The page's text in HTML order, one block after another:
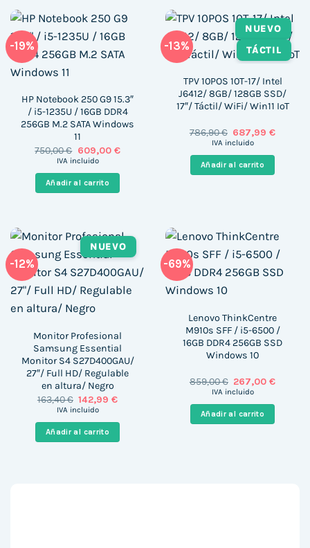
-19%
HP Notebook 250 G9 15.3″
/ i5-1235U / 16GB DDR4
256GB M.2 SATA Windows
11
750,00€ El
precio
era:
750,00 €.
609,00 €El
es:
609,00 €.
IVA incluido
Añadir al carrito
-13%
NUEVO
TÁCTIL
TPV 10POS 10T-17/ Intel
J6412/ 8GB/ 128GB SSD/
17″/ Táctil/ WiFi/ Win11 IoT
786,90€ El
precio
era:
786,90 €.
687,99€El
IVA incluido
Añadir al carrito
-12%
NUEVO
Monitor Profesional
Samsung Essential
Monitor S4 S27D400GAU/
27″/ Full HD/ Regulable
en altura/ Negro
163,40€ El
precio
era:
163,40 €.
142,99€El
es:
142,99 €.
IVA incluido
Añadir al carrito
-69%
Lenovo ThinkCentre
M910s SFF / i5-6500 /
16GB DDR4 256GB SSD
Windows 10
859,00€ El
precio
era:
859,00 €.
267,00€El
IVA incluido
Añadir al carrito